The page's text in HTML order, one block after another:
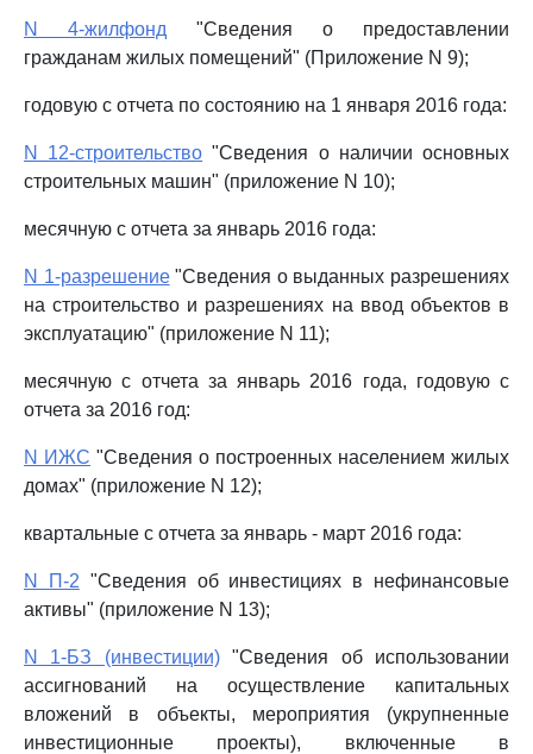
N 4-жилфонд "Сведения о предоставлении
гражданам жилых помещений" (Приложение N 9);
годовую с отчета по состоянию на 1 января 2016 года:
N 12-строительство "Сведения о наличии основных
строительных машин" (приложение N 10);
месячную с отчета за январь 2016 года:
N 1-разрешение"Сведения о выданных разрешениях
на строительство и разрешениях на ввод объектов в
эксплуатацию" (приложение N 11);
месячную с отчета за январь 2016 года, годовую с
отчета за 2016 год:
N ИЖС "Сведения о построенных населением жилых
домах" (приложение N 12);
квартальные с отчета за январь - март 2016 года:
N П-2 "Сведения об инвестициях в нефинансовые
активы" (приложение N 13);
N 1-БЗ (инвестиции)"Сведения об использовании
ассигнований на осуществление капитальных
вложений в объекты, мероприятия (укрупненные
инвестиционные проекты), включенные в